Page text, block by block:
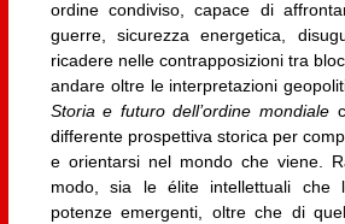
ordine condiviso, capace di
guerre, sicurezza energetica,
ricadere nelle contrapposizioni tra
andare oltre le interpretazioni
Storia e futuro dell’ordine mondiale
differente prospettiva storica per
e orientarsi nel mondo che viene.
modo, sia le élite intellettuali che
potenze emergenti, oltre che di